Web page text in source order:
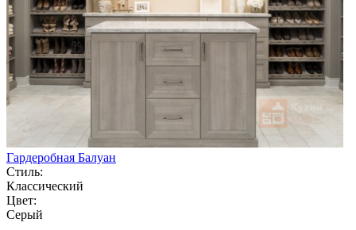
Гардеробная Балуан
Стиль:
Классический
Цвет:
Серый